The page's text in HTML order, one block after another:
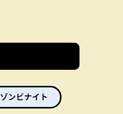
ゾンビナイト